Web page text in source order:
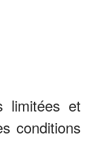
limitées et
conditions